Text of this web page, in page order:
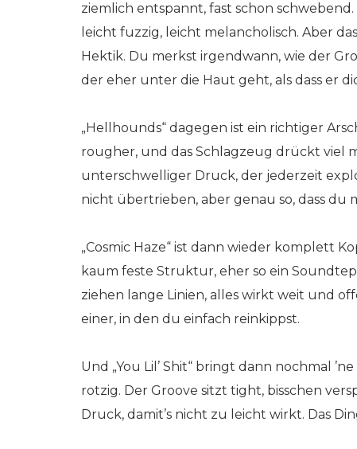
ziemlich entspannt, fast schon
leicht fuzzig, leicht melancholisch. Aber
Hektik. Du merkst irgendwann, wie der
der eher unter die Haut geht, als dass er
„Hellhounds“ dagegen ist ein richtiger
rougher, und das Schlagzeug drückt viel
unterschwelliger Druck, der jederzeit
nicht übertrieben, aber genau so, dass du
„Cosmic Haze“ ist dann wieder komplett
kaum feste Struktur, eher so ein
ziehen lange Linien, alles wirkt weit und
einer, in den du einfach reinkippst.
Und „You Lil’ Shit“ bringt dann nochmal
rotzig. Der Groove sitzt tight, bisschen
Druck, damit’s nicht zu leicht wirkt. Das